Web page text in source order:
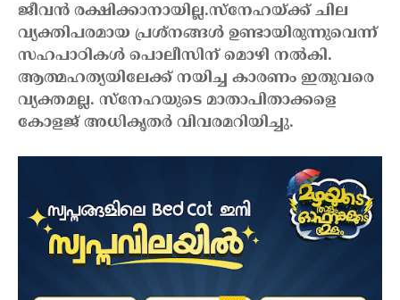
ജീവൻ രക്ഷിക്കാനായില്ല.സ്നേഹയ്ക്ക് ചില
വ്യക്തിപരമായ പ്രശ്നങ്ങൾ ഉണ്ടായിരുന്നുവെന്ന്
സഹപാഠികൾ പൊലീസിന് മൊഴി നൽകി.
ആത്മഹത്യയിലേക്ക് നയിച്ച കാരണം ഇതുവരെ
വ്യക്തമല്ല. സ്നേഹയുടെ മാതാപിതാക്കളെ
കോളജ് അധികൃതർ വിവരമറിയിച്ചു.